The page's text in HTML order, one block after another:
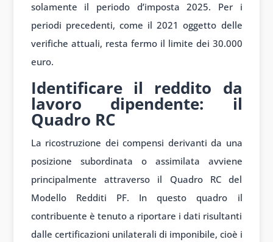
solamente il periodo d’imposta 2025. Per i
periodi precedenti, come il 2021 oggetto delle
verifiche attuali, resta fermo il limite dei 30.000
euro.
Identificare il reddito da
lavoro dipendente: il
Quadro RC
La ricostruzione dei compensi derivanti da una
posizione subordinata o assimilata avviene
principalmente attraverso il Quadro RC del
Modello Redditi PF. In questo quadro il
contribuente è tenuto a riportare i dati risultanti
dalle certificazioni unilaterali di imponibile, cioè i